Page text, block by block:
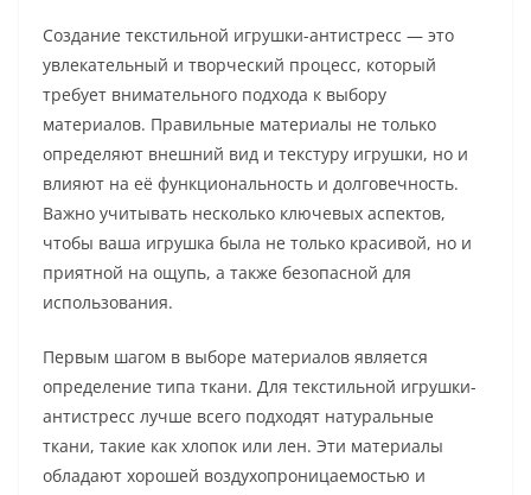
Создание текстильной игрушки-антистресс — это
увлекательный и творческий процесс, который
требует внимательного подхода к выбору
материалов. Правильные материалы не только
определяют внешний вид и текстуру игрушки, но и
влияют на её функциональность и долговечность.
Важно учитывать несколько ключевых аспектов,
чтобы ваша игрушка была не только красивой, но и
приятной на ощупь, а также безопасной для
использования.
Первым шагом в выборе материалов является
определение типа ткани. Для текстильной игрушки-
антистресс лучше всего подходят натуральные
ткани, такие как хлопок или лен. Эти материалы
обладают хорошей воздухопроницаемостью и